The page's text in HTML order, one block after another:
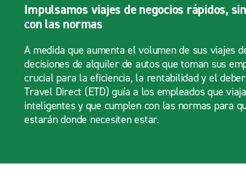
Impulsamos viajes de negocios rápidos,
con las normas
A medida que aumenta el volumen de sus viajes
decisiones de alquiler de autos que toman sus
crucial para la eficiencia, la rentabilidad y el
Travel Direct (ETD) guía a los empleados que
inteligentes y que cumplen con las normas para
estarán donde necesiten estar.